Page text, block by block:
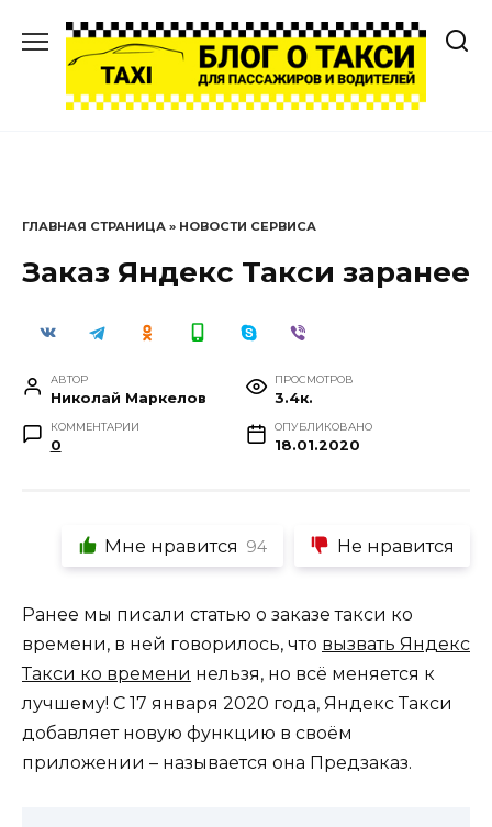
содержанию
ГЛАВНАЯ СТРАНИЦА » НОВОСТИ СЕРВИСА
Заказ Яндекс Такси заранее
АВТОР
Николай Маркелов
ПРОСМОТРОВ
3.4к.
КОММЕНТАРИИ
0
ОПУБЛИКОВАНО
18.01.2020
Мне нравится 94 Не нравится
Ранее мы писали статью о заказе такси ко
времени, в ней говорилось, что вызвать Яндекс
Такси ко времени нельзя, но всё меняется к
лучшему! С 17 января 2020 года, Яндекс Такси
добавляет новую функцию в своём
приложении – называется она Предзаказ.